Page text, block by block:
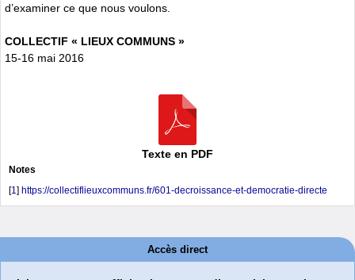
d’examiner ce que nous voulons.
COLLECTIF « LIEUX COMMUNS »
15-16 mai 2016
Texte en PDF
Notes
[1] https://collectiflieuxcommuns.fr/601-decroissance-et-democratie-directe
Accès direct